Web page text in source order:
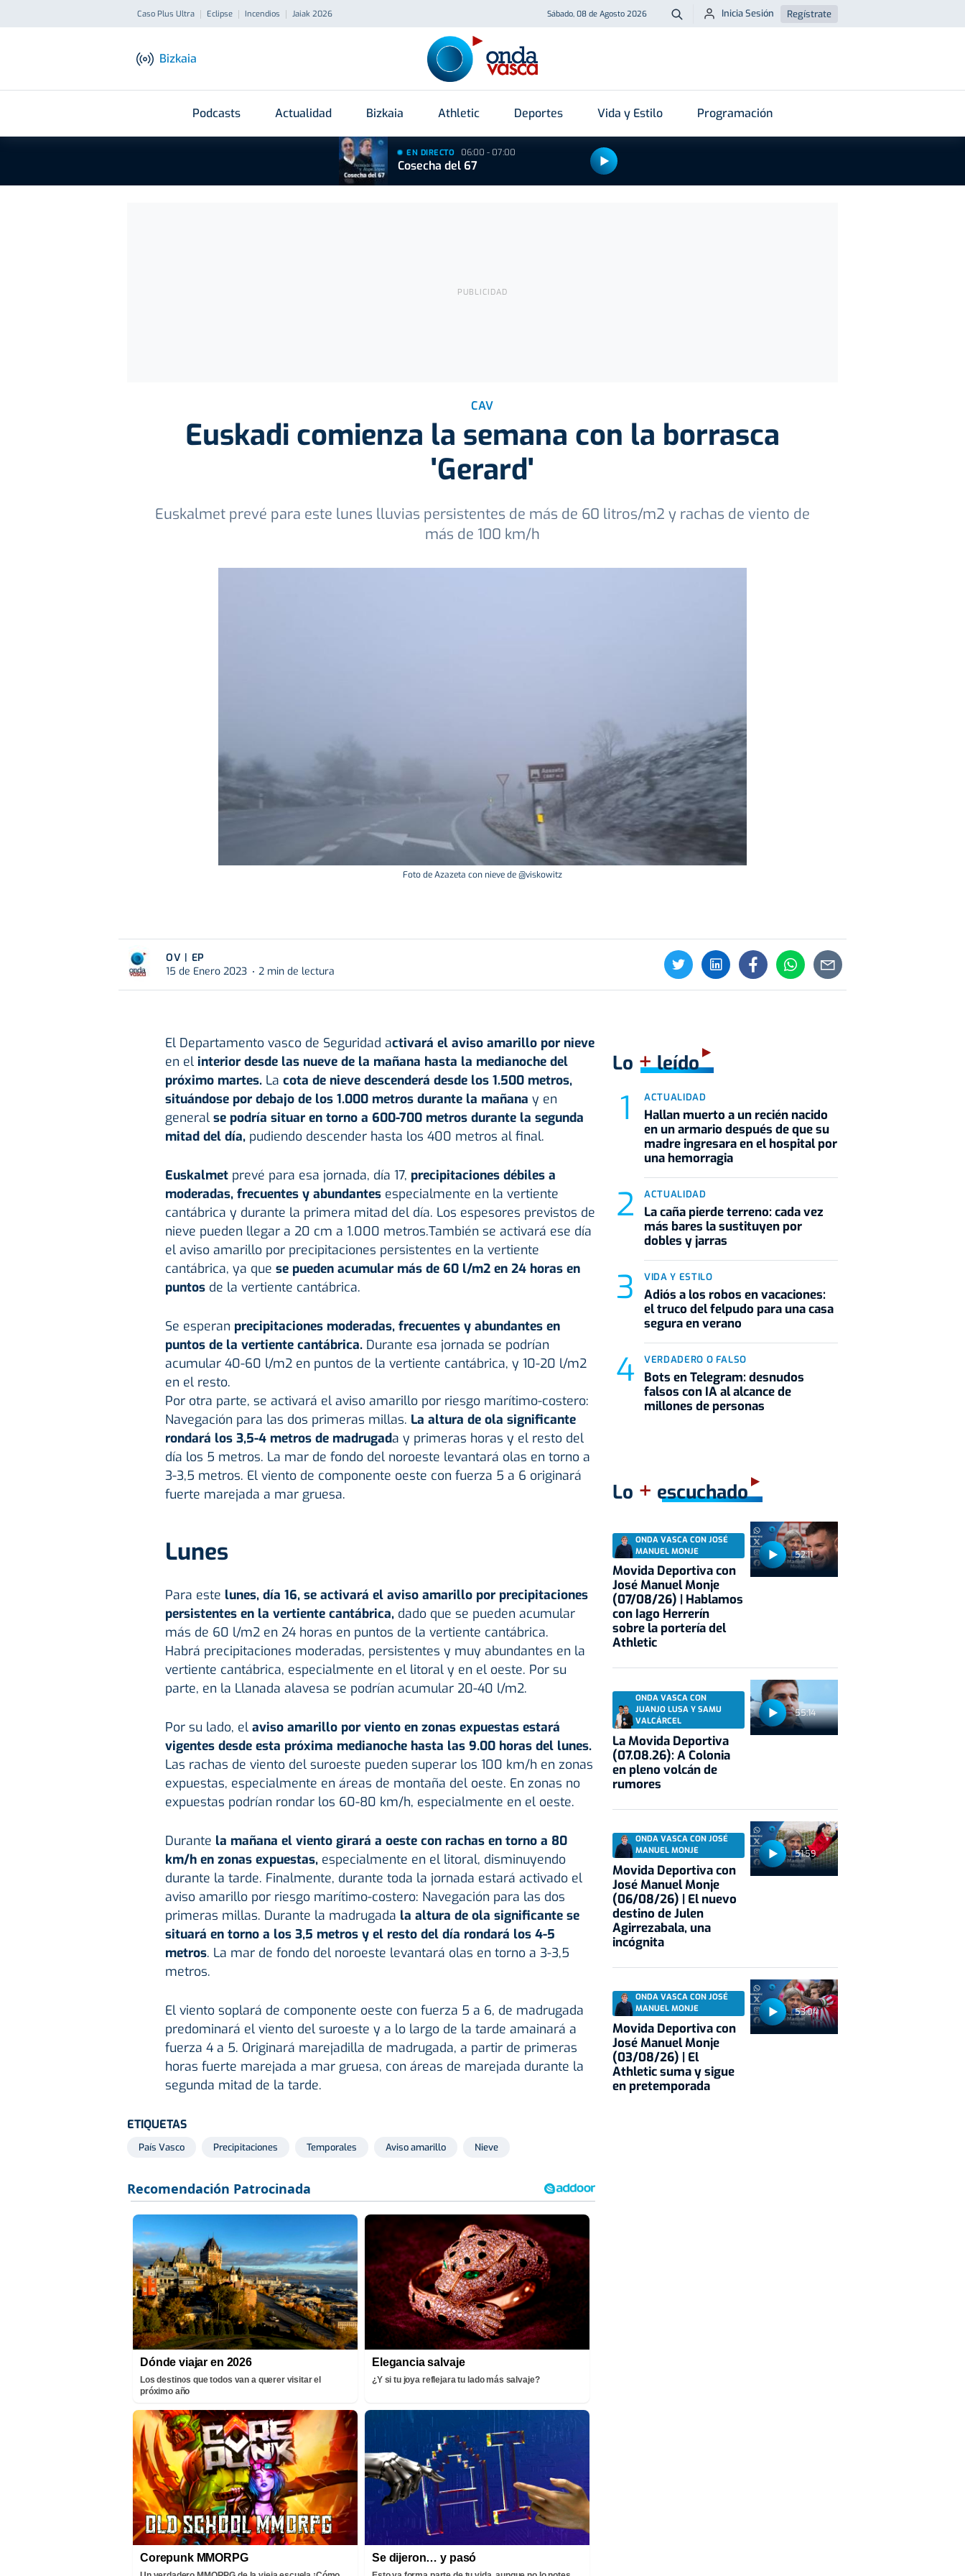
Caso Plus Ultra Eclipse Incendios Jaiak 2026 Sábado, 08 de Agosto 2026 Buscar
Inicia Sesión Regístrate
Bizkaia
Podcasts Actualidad Bizkaia Athletic Deportes Vida y Estilo Programación
EN DIRECTO 06:00 - 07:00
Cosecha del 67
CAV
Euskadi comienza la semana con la borrasca
'Gerard'
Euskalmet prevé para este lunes lluvias persistentes de más de 60 litros/m2 y rachas de viento de
más de 100 km/h
Foto de Azazeta con nieve de @viskowitz
OV | EP
15 de Enero 2023
2 min de lectura
El Departamento vasco de Seguridad activará el aviso amarillo por nieve
en elinterior desde las nueve de la mañana hasta la medianoche del
próximo martes.La cota de nieve descenderá desde los 1.500 metros,
situándose por debajo de los 1.000 metros durante la mañana y en
general se podría situar en torno a 600-700 metros durante la segunda
mitad del día,pudiendo descender hasta los 400 metros al final.
Euskalmetprevé para esa jornada, día 17, precipitaciones débiles a
moderadas, frecuentes y abundantesespecialmente en la vertiente
cantábrica y durante la primera mitad del día. Los espesores previstos de
nieve pueden llegar a 20 cm a 1.000 metros.También se activará ese día
el aviso amarillo por precipitaciones persistentes en la vertiente
cantábrica, ya que se pueden acumular más de 60 l/m2 en 24 horas en
puntosde la vertiente cantábrica.
Se esperan precipitaciones moderadas, frecuentes y abundantes en
puntos de la vertiente cantábrica.Durante esa jornada se podrían
acumular 40-60 l/m2 en puntos de la vertiente cantábrica, y 10-20 l/m2
en el resto.
Por otra parte, se activará el aviso amarillo por riesgo marítimo-costero:
Navegación para las dos primeras millas. La altura de ola significante
rondará los 3,5-4 metros de madrugada y primeras horas y el resto del
día los 5 metros. La mar de fondo del noroeste levantará olas en torno a
3-3,5 metros. El viento de componente oeste con fuerza 5 a 6 originará
fuerte marejada a mar gruesa.
Lunes
Para este lunes, día 16, se activará el aviso amarillo por precipitaciones
persistentes en la vertiente cantábrica,dado que se pueden acumular
más de 60 l/m2 en 24 horas en puntos de la vertiente cantábrica.
Habrá precipitaciones moderadas, persistentes y muy abundantes en la
vertiente cantábrica, especialmente en el litoral y en el oeste. Por su
parte, en la Llanada alavesa se podrían acumular 20-40 l/m2.
Por su lado, el aviso amarillo por viento en zonas expuestas estará
vigentes desde esta próxima medianoche hasta las 9.00 horas del lunes.
Las rachas de viento del suroeste pueden superar los 100 km/h en zonas
expuestas, especialmente en áreas de montaña del oeste. En zonas no
expuestas podrían rondar los 60-80 km/h, especialmente en el oeste.
Durante la mañana el viento girará a oeste con rachas en torno a 80
km/h en zonas expuestas,especialmente en el litoral, disminuyendo
durante la tarde. Finalmente, durante toda la jornada estará activado el
aviso amarillo por riesgo marítimo-costero: Navegación para las dos
primeras millas. Durante la madrugada la altura de ola significante se
situará en torno a los 3,5 metros y el resto del día rondará los 4-5
metros. La mar de fondo del noroeste levantará olas en torno a 3-3,5
metros.
El viento soplará de componente oeste con fuerza 5 a 6, de madrugada
predominará el viento del suroeste y a lo largo de la tarde amainará a
fuerza 4 a 5. Originará marejadilla de madrugada, a partir de primeras
horas fuerte marejada a mar gruesa, con áreas de marejada durante la
segunda mitad de la tarde.
ETIQUETAS
País Vasco Precipitaciones Temporales Aviso amarillo Nieve
Dónde viajar en 2026
Los destinos que todos van a querer visitar el
próximo año
Elegancia salvaje
¿Y si tu joya reflejara tu lado más salvaje?
Corepunk MMORPG Se dijeron… y pasó
Lo +leído
ACTUALIDAD
Hallan muerto a un recién nacido
en un armario después de que su
madre ingresara en el hospital por
una hemorragia
ACTUALIDAD
La caña pierde terreno: cada vez
más bares la sustituyen por
dobles y jarras
VIDA Y ESTILO
Adiós a los robos en vacaciones:
el truco del felpudo para una casa
segura en verano
VERDADERO O FALSO
Bots en Telegram: desnudos
falsos con IA al alcance de
millones de personas
Lo + escuchado
52:11
ONDA VASCA CON JOSÉ
MANUEL MONJE
Movida Deportiva con
José Manuel Monje
(07/08/26) | Hablamos
con Iago Herrerín
sobre la portería del
Athletic
55:14
ONDA VASCA CON
JUANJO LUSA Y SAMU
VALCÁRCEL
La Movida Deportiva
(07.08.26): A Colonia
en pleno volcán de
rumores
51:59
ONDA VASCA CON JOSÉ
MANUEL MONJE
Movida Deportiva con
José Manuel Monje
(06/08/26) | El nuevo
destino de Julen
Agirrezabala, una
incógnita
53:04
ONDA VASCA CON JOSÉ
MANUEL MONJE
Movida Deportiva con
José Manuel Monje
(03/08/26) | El
Athletic suma y sigue
en pretemporada